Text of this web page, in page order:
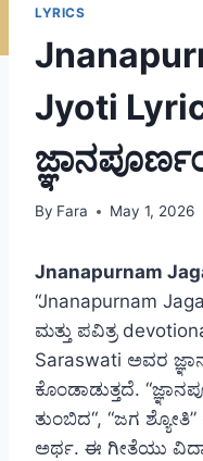
LYRICS
Jyoti
By Fara May 1, 2026
Jnanapurnam
“Jnanapurnam
ಮತ್ತು ಪವಿತ್ರ
Saraswati ಅವರ
ಕೊಂಡಾಡುತ್ತದೆ.
ತುಂಬಿದ“, “ಜಗ
ಅರ್ಥ. ಈ ಗೀತೆಯು